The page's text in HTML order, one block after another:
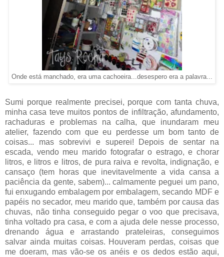
Onde está manchado, era uma cachoeira...desespero era a palavra...
Sumi porque realmente precisei, porque com tanta chuva,
minha casa teve muitos pontos de infiltração, afundamento,
rachaduras e problemas na calha, que inundaram meu
atelier, fazendo com que eu perdesse um bom tanto de
coisas... mas sobrevivi e superei! Depois de sentar na
escada, vendo meu marido fotografar o estrago, e chorar
litros, e litros e litros, de pura raiva e revolta, indignação, e
cansaço (tem horas que inevitavelmente a vida cansa a
paciência da gente, sabem)... calmamente peguei um pano,
fui enxugando embalagem por embalagem, secando MDF e
papéis no secador, meu marido que, também por causa das
chuvas, não tinha conseguido pegar o voo que precisava,
tinha voltado pra casa, e com a ajuda dele nesse processo,
drenando água e arrastando prateleiras, conseguimos
salvar ainda muitas coisas. Houveram perdas, coisas que
me doeram, mas vão-se os anéis e os dedos estão aqui,